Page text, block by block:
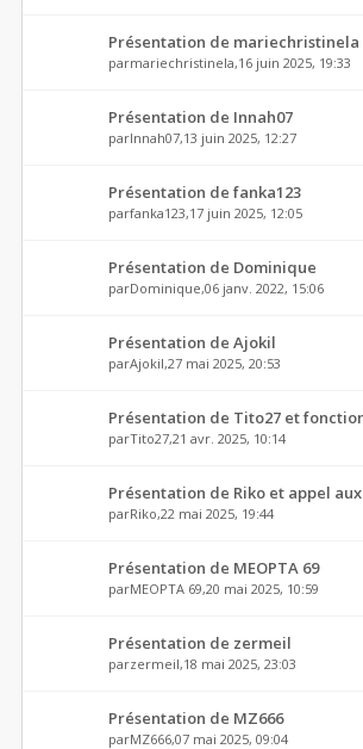
Présentation de mariechristinela
parmariechristinela,16 juin 2025, 19:33
Présentation de Innah07
parInnah07,13 juin 2025, 12:27
Présentation de fanka123
parfanka123,17 juin 2025, 12:05
Présentation de Dominique
parDominique,06 janv. 2022, 15:06
Présentation de Ajokil
parAjokil,27 mai 2025, 20:53
Présentation de Tito27 et
parTito27,21 avr. 2025, 10:14
Présentation de Riko et appel
parRiko,22 mai 2025, 19:44
Présentation de MEOPTA 69
parMEOPTA 69,20 mai 2025, 10:59
Présentation de zermeil
parzermeil,18 mai 2025, 23:03
Présentation de MZ666
parMZ666,07 mai 2025, 09:04